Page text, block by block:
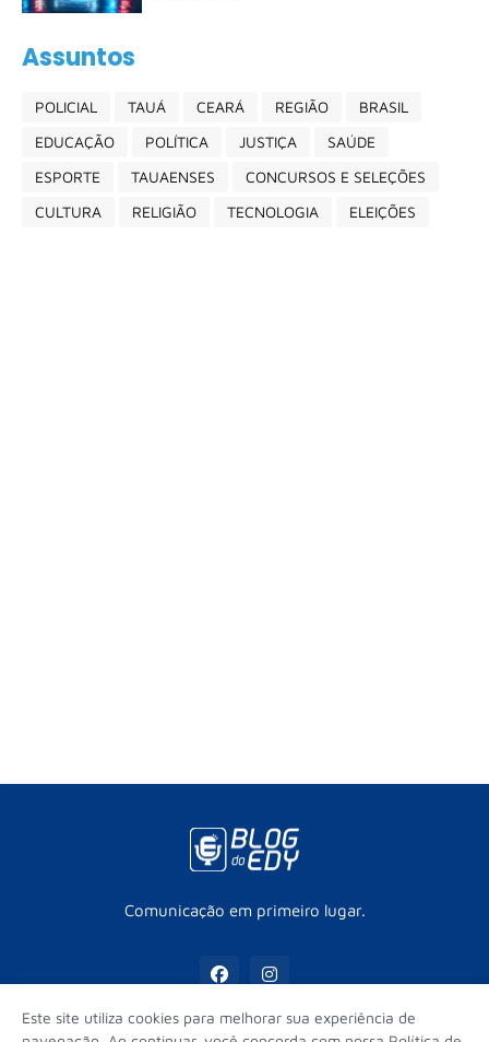
Assuntos
POLICIAL TAUÁ CEARÁ REGIÃO
BRASIL
EDUCAÇÃO
POLÍTICA JUSTIÇA
SAÚDE
ESPORTE
TAUAENSES
CONCURSOS E SELEÇÕES
CULTURA
RELIGIÃO TECNOLOGIA ELEIÇÕES
Comunicação em primeiro lugar.
Este site utiliza cookies para melhorar sua experiência de